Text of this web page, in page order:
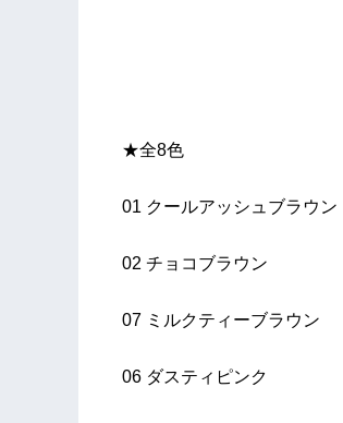
★全8色
01 クールアッシュブラウン
02 チョコブラウン
07 ミルクティーブラウン
06 ダスティピンク